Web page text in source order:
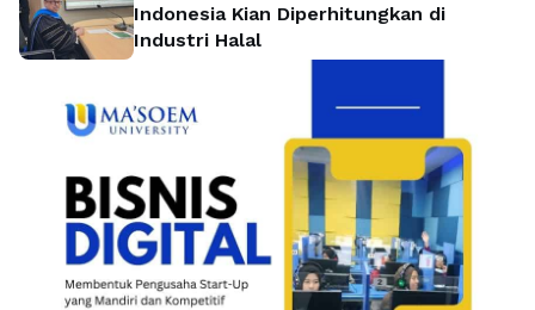
Indonesia Kian Diperhitungkan di
Industri Halal